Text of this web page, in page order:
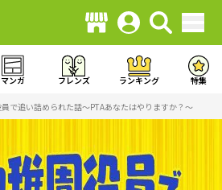
マンガ フレンズ ランキング 特集
で追い詰められた話～PTAあなたはやりますか？～